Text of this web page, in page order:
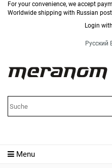
For your convenience, we accept
Worldwide shipping with Russian post
Login
Русский
Menu